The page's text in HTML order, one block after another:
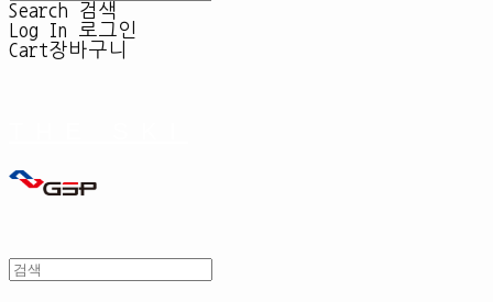
Search
검색
Log In
로그인
Cart장바구니